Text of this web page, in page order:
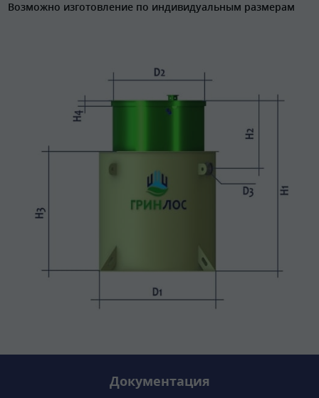
Возможно изготовление по индивидуальным размерам
Документация